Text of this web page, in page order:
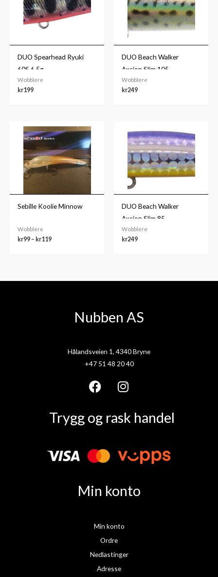
DUO Spearhead Ryuki
60S 6,5g
Wobblere
kr199
DUO Beach Walker
Axcion Slim 105
Wobblere
kr249
Sebille Koolie Minnow
Wobblere
kr99 – kr119
Prisområde:
kr99
til
kr119
DUO Beach Walker
Axcion Slim 85
Wobblere
kr249
Nubben AS
Hålandsveien 1, 4340 Bryne
+47 51 48 20 40
F
c
b
o
I
n
s
g
m
Trygg og rask handel
Min konto
Min konto
Ordre
Nedlastinger
Adresse